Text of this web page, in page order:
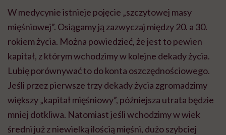
W medycynie istnieje pojęcie „szczytowej masy
mięśniowej”. Osiągamy ją zazwyczaj między 20. a 30.
rokiem życia. Można powiedzieć, że jest to pewien
kapitał, z którym wchodzimy w kolejne dekady życia.
Lubię porównywać to do konta oszczędnościowego.
Jeśli przez pierwsze trzy dekady życia zgromadzimy
większy „kapitał mięśniowy”, późniejsza utrata będzie
mniej dotkliwa. Natomiast jeśli wchodzimy w wiek
średni już z niewielką ilością mięśni, dużo szybciej